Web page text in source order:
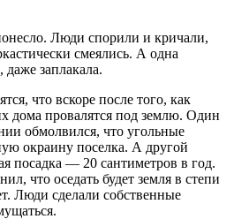
Люди спорили и кричали,
смеялись. А одна
заплакала.
что вскоре после того, как
дома провалятся под землю. Один
обмолвился, что угольные
окраину поселка. А другой
посадка — 20 сантиметров в год.
что оседать будет земля в степи
Люди сделали собственные